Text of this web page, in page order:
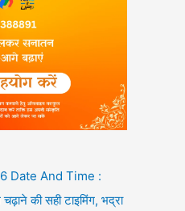
Date And Time :
की सही टाइमिंग, भद्रा